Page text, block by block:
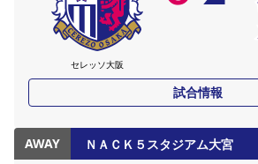
セレッソ大阪
試合情報
AWAY ＮＡＣＫ５スタジアム大宮